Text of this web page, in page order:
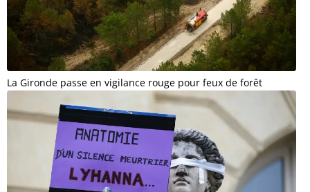
La Gironde passe en vigilance rouge pour feux de forêt